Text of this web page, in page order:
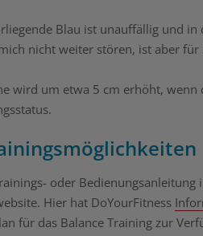
Blau ist unauffällig und
nicht weiter stören, ist aber für
wird um etwa 5 cm erhöht,
oder
Hier hat DoYourFitness
für das Balance Training zur